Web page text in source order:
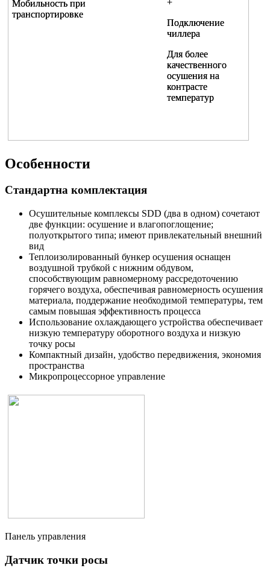
Мобильность при
транспортировке
Подключение
чиллера
Для более
качественного
осушения на
контрасте
температур
Мобильность при
транспортировке
Подключение
чиллера
Для более
качественного
осушения на
контрасте
температур
Особенности
Стандартна комплектация
Осушительные комплексы SDD (два в одном) сочетают
две функции: осушение и влагопоглощение;
полуоткрытого типа; имеют привлекательный внешний
вид
Теплоизолированный бункер осушения оснащен
воздушной трубкой с нижним обдувом,
способствующим равномерному рассредоточению
горячего воздуха, обеспечивая равномерность осушения
материала, поддержание необходимой температуры, тем
самым повышая эффективность процесса
Использование охлаждающего устройства обеспечивает
низкую температуру оборотного воздуха и низкую
точку росы
Компактный дизайн, удобство передвижения, экономия
пространства
Микропроцессорное управление
Панель управления
Датчик точки росы